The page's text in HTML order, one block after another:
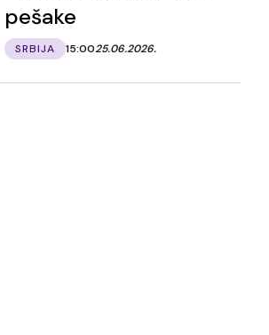
pešake
SRBIJA 15:0025.06.2026.